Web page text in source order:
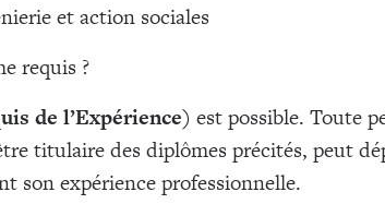
et action sociales
requis ?
de l’Expérience) est possible. Toute
titulaire des diplômes précités, peut
son expérience professionnelle.